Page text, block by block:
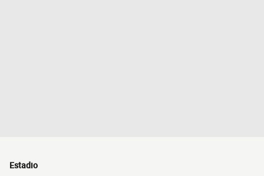
Estadio